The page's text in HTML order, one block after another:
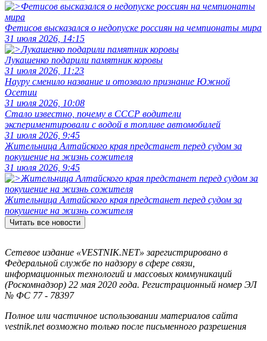
Фетисов высказался о недопуске россиян на чемпионаты мира
31 июля 2026, 14:15
Лукашенко подарили памятник коровы
31 июля 2026, 11:23
Науру сменило название и отозвало признание Южной
Осетии
31 июля 2026, 10:08
Стало известно, почему в СССР водители
экспериментировали с водой в топливе автомобилей
31 июля 2026, 9:45
Жительница Алтайского края предстанет перед судом за
покушение на жизнь сожителя
31 июля 2026, 9:45
Жительница Алтайского края предстанет перед судом за
покушение на жизнь сожителя
Читать все новости
Сетевое издание «VESTNIK.NET» зарегистрировано в
Федеральной службе по надзору в сфере связи,
информационных технологий и массовых коммуникаций
(Роскомнадзор) 22 мая 2020 года. Регистрационный номер ЭЛ
№ ФС 77 - 78397
Полное или частичное использовании материалов сайта
vestnik.net возможно только после письменного разрешения